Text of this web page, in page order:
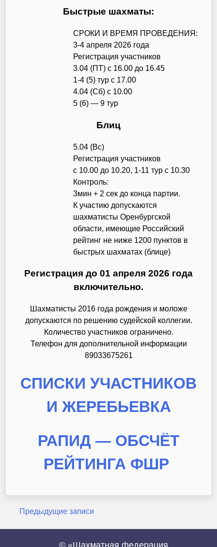
Быстрые шахматы:
CРОКИ И ВРЕМЯ ПРОВЕДЕНИЯ:
3-4 апреля 2026 года
Регистрация участников
3.04 (ПТ) с 16.00 до 16.45
1-4 (5) тур с 17.00
4.04 (Сб) с 10.00
5 (6) — 9 тур
Блиц
5.04 (Вс)
Регистрация участников
с 10.00 до 10.20, 1-11 тур с 10.30
Контроль:
3мин + 2 сек до конца партии.
К участию допускаются
шахматисты Оренбургской
области, имеющие Российский
рейтинг не ниже 1200 пунктов в
быстрых шахматах (блице)
Регистрация до 01 апреля 2026 года
включительно.
Шахматисты 2016 года рождения и моложе
допускаются по решению судейской коллегии.
Количество участников ограничено.
Телефон для дополнительной информации
89033675261
СПИСКИ УЧАСТНИКОВ
И ЖЕРЕБЬЕВКА
РАПИД — ОБСЧЁТ
РЕЙТИНГА ФШР
Навигация
по
Предыдущие записи